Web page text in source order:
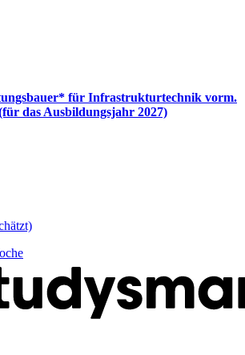
für Infrastrukturtechnik vorm.
das Ausbildungsjahr 2027)